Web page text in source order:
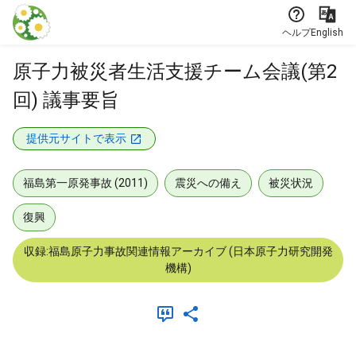
本文に飛ぶ
ヘルプEnglish
原子力被災者生活支援チーム会議(第2
回) 議事要旨
提供元サイトで表示
福島第一原発事故 (2011) 震災への備え 被災状況
復興
収録:福島原子力事故関連情報アーカイブ (日本原子力研究開発
機構)